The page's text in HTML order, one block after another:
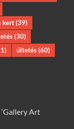
kert(39)
(30)
ültetés(60)
Art